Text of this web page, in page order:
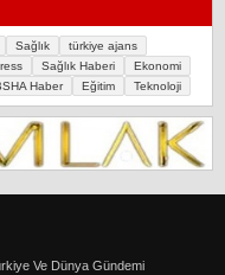
Sağlık
türkiye ajans
Sağlık Haberi
Ekonomi
Haber Eğitim Teknoloji
Ve Dünya Gündemi